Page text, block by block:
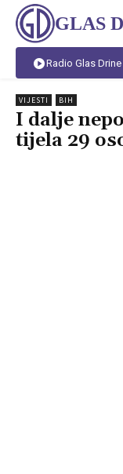
GLAS
Radio Glas Drine
VIJESTI BIH
I dalje
tijela 29